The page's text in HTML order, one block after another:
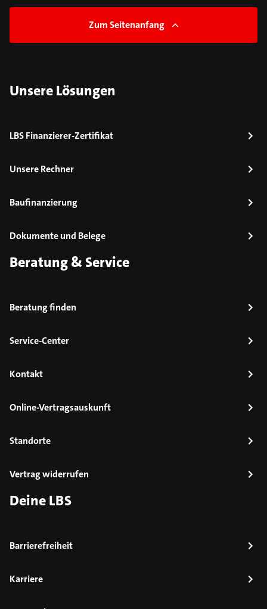
Zum Seitenanfang
Unsere Lösungen
LBS Finanzierer-Zertifikat
Unsere Rechner
Baufinanzierung
Dokumente und Belege
Beratung & Service
Beratung finden
Service-Center
Kontakt
Online-Vertragsauskunft
Standorte
Vertrag widerrufen
Deine LBS
Barrierefreiheit
Karriere